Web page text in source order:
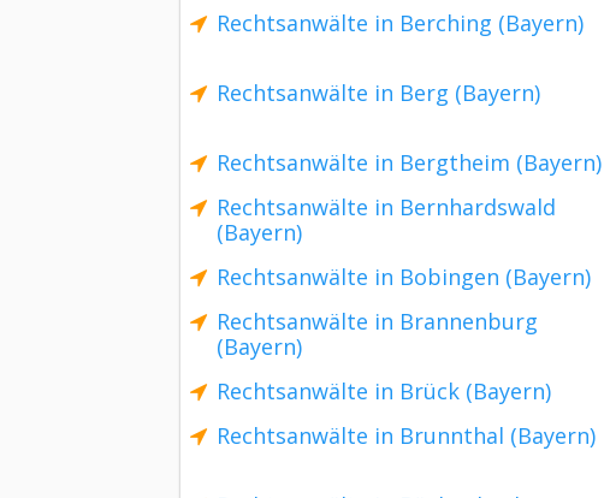
Rechtsanwälte in Berching (Bayern)
Rechtsanwälte in Berg (Bayern)
Rechtsanwälte in Bergtheim (Bayern)
Rechtsanwälte in Bernhardswald
(Bayern)
Rechtsanwälte in Bobingen (Bayern)
Rechtsanwälte in Brannenburg
(Bayern)
Rechtsanwälte in Brück (Bayern)
Rechtsanwälte in Brunnthal (Bayern)